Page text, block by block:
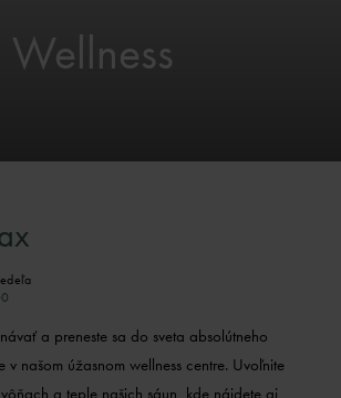
Wellness
a preneste sa do sveta absolútneho
našom úžasnom wellness centre. Uvoľnite